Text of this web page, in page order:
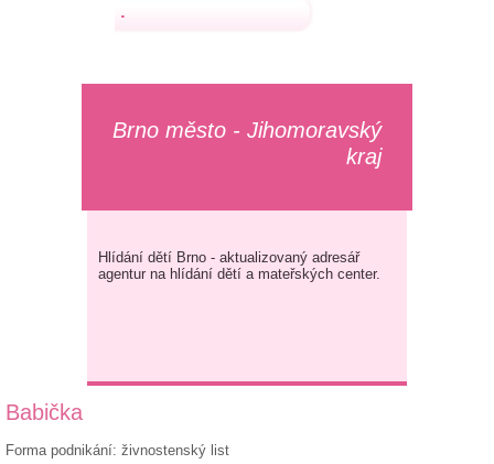
.
Brno město - Jihomoravský
kraj
Hlídání dětí Brno - aktualizovaný adresář
agentur na hlídání dětí a mateřských center.
Babička
Forma podnikání: živnostenský list